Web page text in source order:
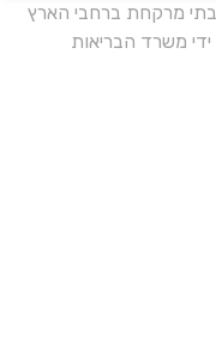
בתי מרקחת ברחבי הארץ
משרד הבריאות